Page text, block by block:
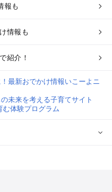
報も
情報も
紹介！